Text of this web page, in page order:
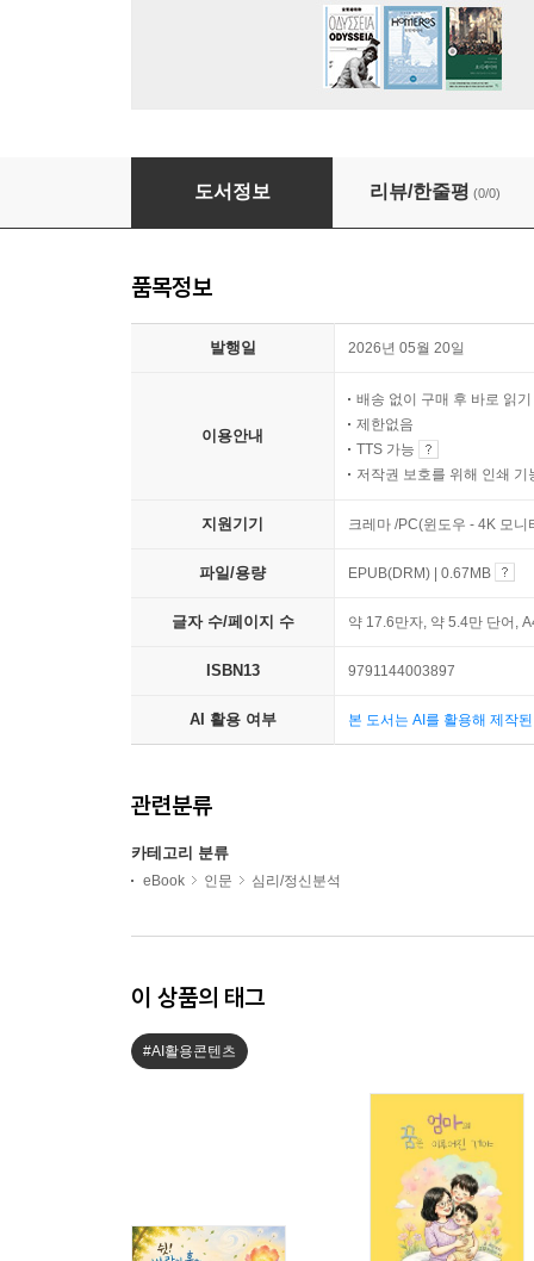
생각은 어디서 시작되는가: 앵커링 효과와 판단
도서정보 리뷰/한줄평 (0/0)
품목정보
발행일 2026년 05월 20일
이용안내
배송 없이 구매 후 바로 읽기
제한없음
TTS 가능
저작권 보호를 위해 인쇄 기
지원기기 크레마 /PC(윈도우 - 4K 모
파일/용량 EPUB(DRM) | 0.67MB
글자 수/페이지 수 약 17.6만자, 약 5.4만 단어,
ISBN13 9791144003897
AI 활용 여부 본 도서는 AI를 활용해 제작
관련분류
카테고리 분류
eBook 인문 심리/정신분석
이 상품의 태그
#AI활용콘텐츠